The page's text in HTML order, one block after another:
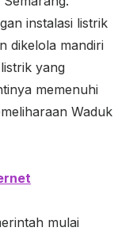
instalasi listrik
dikelola mandiri
yang
memenuhi
Waduk
mulai